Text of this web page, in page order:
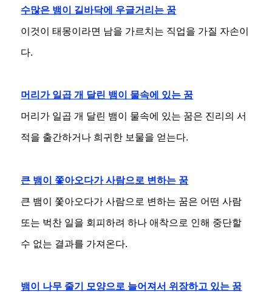
수많은 뱀이 길바닥에 우글거리는 꿈
이것이 태몽이라면 남을 가르치는 직업을 가질 자손이
다.
머리가 일곱 개 달린 뱀이 물속에 있는 꿈
머리가 일곱 개 달린 뱀이 물속에 있는 꿈은 진리의 서
적을 출간하거나 희귀한 보물을 얻는다.
큰 뱀이 쫓아오다가 사람으로 변하는 꿈
큰 뱀이 쫓아오다가 사람으로 변하는 꿈은 어떤 사람
또는 벅찬 일을 회피하려 하나 애착으로 인해 중단할
수 없는 결과를 가져온다.
뱀이 나무 줄기 모양으로 늘어져서 위장하고 있는 꿈